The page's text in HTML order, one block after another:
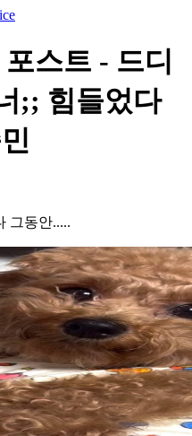
스트 - 드디
;; 힘들었다
그동안.....